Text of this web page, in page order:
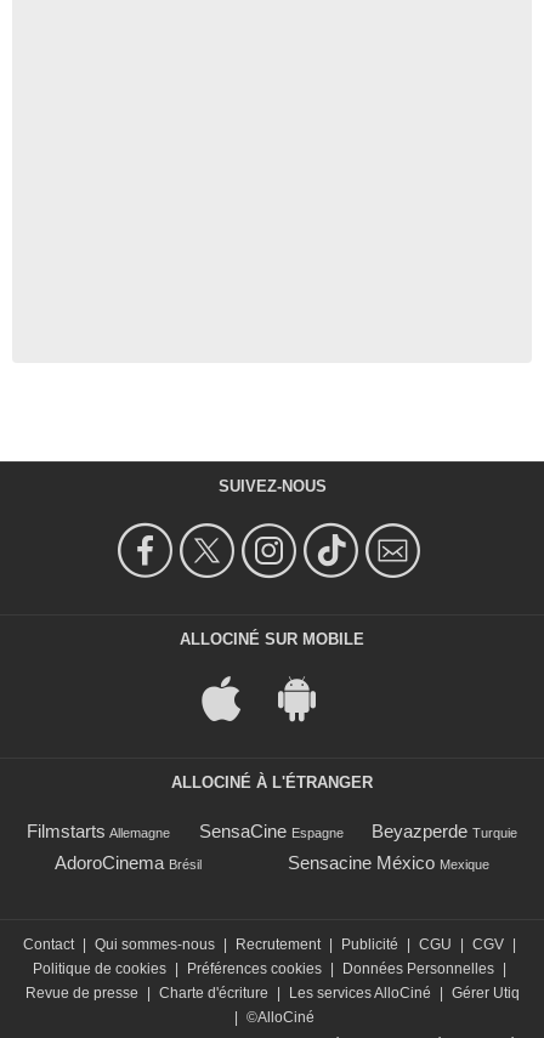
SUIVEZ-NOUS
ALLOCINÉ SUR MOBILE
ALLOCINÉ À L'ÉTRANGER
Filmstarts Allemagne SensaCine Espagne Beyazperde Turquie
AdoroCinema Brésil Sensacine México Mexique
Contact Qui sommes-nous Recrutement Publicité CGU CGV
Politique de cookies
Préférences cookies Données Personnelles
Revue de presse
Charte d'écriture Les services AlloCiné
Gérer Utiq
©AlloCiné